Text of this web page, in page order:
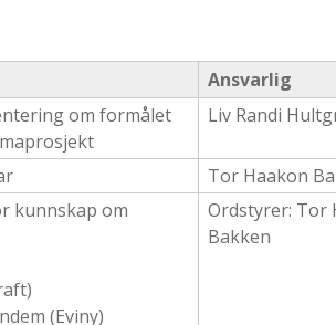
Ansvarlig
om formålet
Liv Randi
Tor Haakon
kunnskap om
(Eviny)
Ordstyrer: Tor
Bakken